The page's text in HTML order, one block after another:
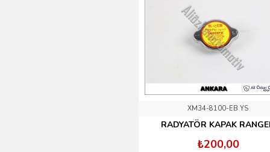
XM34-8100-EB YS
RADYATÖR KAPAK
₺200,00